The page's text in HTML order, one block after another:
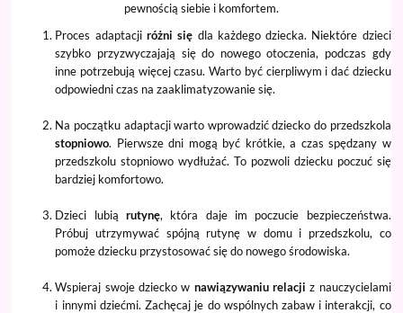
pewnością siebie i komfortem.
Proces adaptacji różni się dla każdego dziecka. Niektóre dzieci
szybko przyzwyczajają się do nowego otoczenia, podczas gdy
inne potrzebują więcej czasu. Warto być cierpliwym i dać dziecku
odpowiedni czas na zaaklimatyzowanie się.
Na początku adaptacji warto wprowadzić dziecko do przedszkola
stopniowo. Pierwsze dni mogą być krótkie, a czas spędzany w
przedszkolu stopniowo wydłużać. To pozwoli dziecku poczuć się
bardziej komfortowo.
Dzieci lubią rutynę, która daje im poczucie bezpieczeństwa.
Próbuj utrzymywać spójną rutynę w domu i przedszkolu, co
pomoże dziecku przystosować się do nowego środowiska.
Wspieraj swoje dziecko w nawiązywaniu relacji z nauczycielami
i innymi dziećmi. Zachęcaj je do wspólnych zabaw i interakcji, co